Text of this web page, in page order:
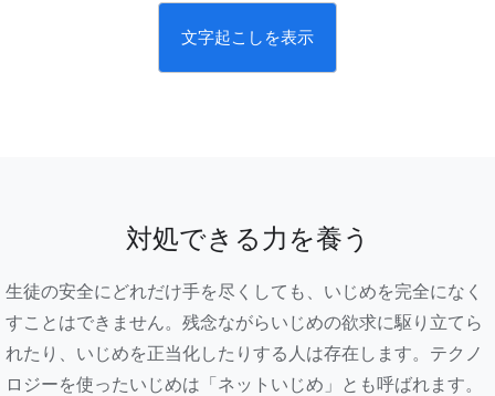
文字起こしを表示
対処できる力を養う
生徒の安全にどれだけ手を尽くしても、いじめを完全になく
すことはできません。残念ながらいじめの欲求に駆り立てら
れたり、いじめを正当化したりする人は存在します。テクノ
ロジーを使ったいじめは「ネットいじめ」とも呼ばれます。